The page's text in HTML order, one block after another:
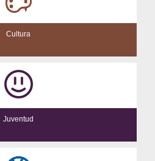
Cultura
Juventud